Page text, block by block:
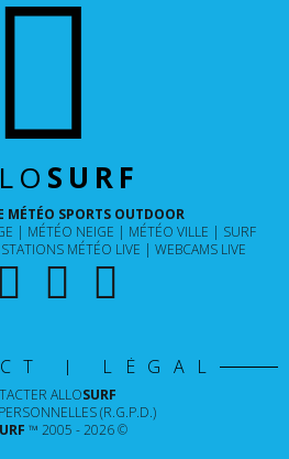
SURF
MÉTÉO SPORTS OUTDOOR
MÉTÉO NEIGE MÉTÉO VILLE
SURF
STATIONS MÉTÉO LIVE WEBCAMS LIVE
| LÉGAL
ALLOSURF
(R.G.P.D.)
™ 2005 - 2026 ©